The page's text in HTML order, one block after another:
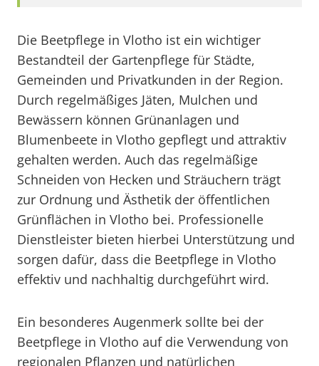
Die Beetpflege in Vlotho ist ein wichtiger
Bestandteil der Gartenpflege für Städte,
Gemeinden und Privatkunden in der Region.
Durch regelmäßiges Jäten, Mulchen und
Bewässern können Grünanlagen und
Blumenbeete in Vlotho gepflegt und attraktiv
gehalten werden. Auch das regelmäßige
Schneiden von Hecken und Sträuchern trägt
zur Ordnung und Ästhetik der öffentlichen
Grünflächen in Vlotho bei. Professionelle
Dienstleister bieten hierbei Unterstützung und
sorgen dafür, dass die Beetpflege in Vlotho
effektiv und nachhaltig durchgeführt wird.
Ein besonderes Augenmerk sollte bei der
Beetpflege in Vlotho auf die Verwendung von
regionalen Pflanzen und natürlichen